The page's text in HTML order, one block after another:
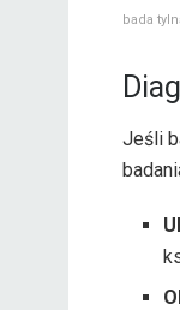
bada
Jeśli